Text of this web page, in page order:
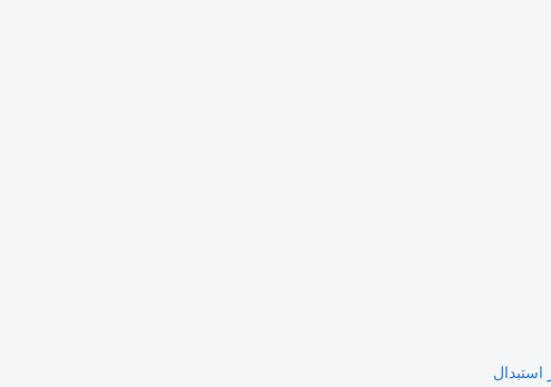
استبدال